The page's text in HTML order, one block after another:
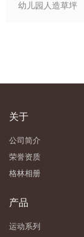
幼儿园人造草坪
关于
公司简介
荣誉资质
格林相册
产品
运动系列